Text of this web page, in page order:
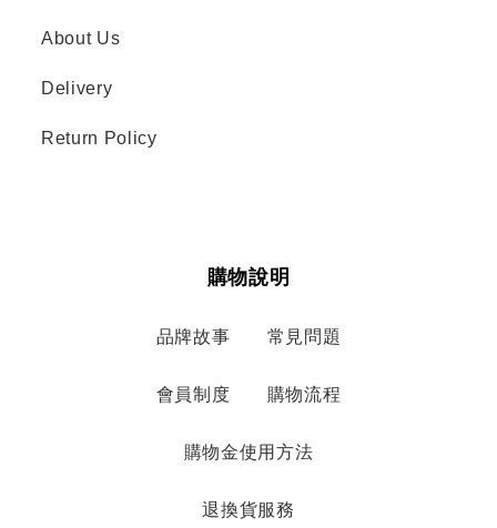
About Us
Delivery
Return Policy
購物說明
品牌故事 常見問題
會員制度 購物流程
購物金使用方法
退換貨服務